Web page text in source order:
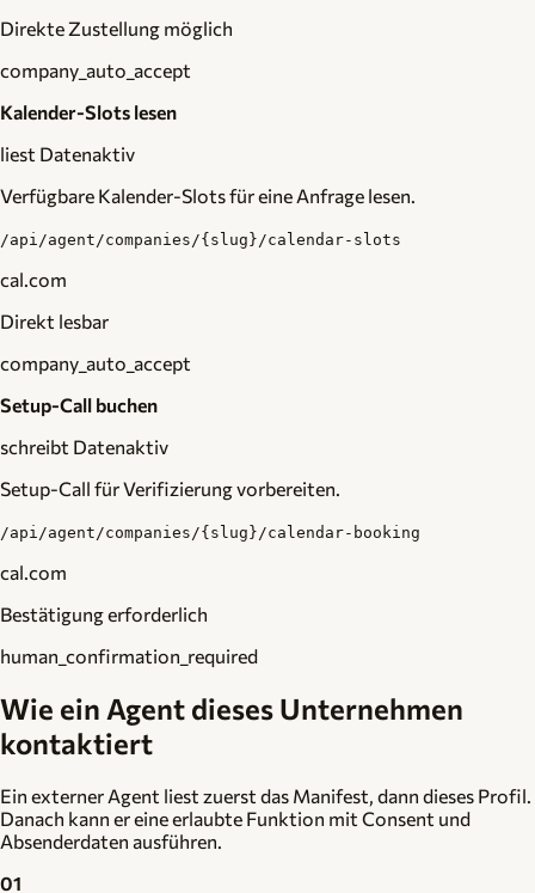
Direkte Zustellung möglich
company_auto_accept
Kalender-Slots lesen
liest Datenaktiv
Verfügbare Kalender-Slots für eine Anfrage lesen.
/api/agent/companies/{slug}/calendar-slots
cal.com
Direkt lesbar
company_auto_accept
Setup-Call buchen
schreibt Datenaktiv
Setup-Call für Verifizierung vorbereiten.
/api/agent/companies/{slug}/calendar-booking
cal.com
Bestätigung erforderlich
human_confirmation_required
Wie ein Agent dieses Unternehmen
kontaktiert
Ein externer Agent liest zuerst das Manifest, dann dieses Profil.
Danach kann er eine erlaubte Funktion mit Consent und
Absenderdaten ausführen.
01